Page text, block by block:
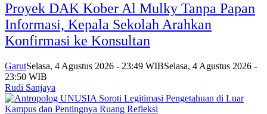
Proyek DAK Kober Al Mulky Tanpa Papan
Informasi, Kepala Sekolah Arahkan
Konfirmasi ke Konsultan
GarutSelasa, 4 Agustus 2026 - 23:49 WIBSelasa, 4 Agustus 2026 -
23:50 WIB
Rudi Sanjaya